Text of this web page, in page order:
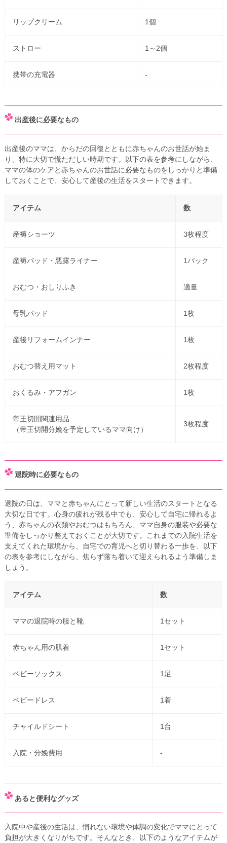
リップクリーム 1個
ストロー 1～2個
携帯の充電器 -
出産後に必要なもの
出産後のママは、からだの回復とともに赤ちゃんのお世話が始ま
り、特に大切で慌ただしい時期です。以下の表を参考にしながら、
ママの体のケアと赤ちゃんのお世話に必要なものをしっかりと準備
しておくことで、安心して産後の生活をスタートできます。
アイテム 数
産褥ショーツ 3枚程度
産褥パッド・悪露ライナー 1パック
おむつ・おしりふき 適量
母乳パッド 1枚
産後リフォームインナー 1枚
おむつ替え用マット 2枚程度
おくるみ・アフガン 1枚
帝王切開関連用品
（帝王切開分娩を予定しているママ向け）
3枚程度
退院時に必要なもの
退院の日は、ママと赤ちゃんにとって新しい生活のスタートとなる
大切な日です。心身の疲れが残る中でも、安心して自宅に帰れるよ
う、赤ちゃんの衣類やおむつはもちろん、ママ自身の服装や必要な
準備をしっかり整えておくことが大切です。これまでの入院生活を
支えてくれた環境から、自宅での育児へと切り替わる一歩を、以下
の表を参考にしながら、焦らず落ち着いて迎えられるよう準備しま
しょう。
アイテム 数
ママの退院時の服と靴 1セット
赤ちゃん用の肌着 1セット
ベビーソックス 1足
ベビードレス 1着
チャイルドシート 1台
入院・分娩費用 -
あると便利なグッズ
入院中や産後の生活は、慣れない環境や体調の変化でママにとって
負担が大きくなりがちです。そんなとき、以下のようなアイテムが